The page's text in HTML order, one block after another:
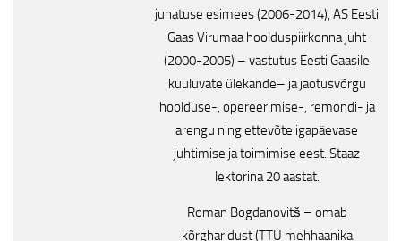
juhatuse esimees (2006-2014), AS Eesti
Gaas Virumaa hoolduspiirkonna juht
(2000-2005) – vastutus Eesti Gaasile
kuuluvate ülekande– ja jaotusvõrgu
hoolduse-, opereerimise-, remondi- ja
arengu ning ettevõte igapäevase
juhtimise ja toimimise eest. Staaz
lektorina 20 aastat.
Roman Bogdanovitš – omab
kõrgharidust (TTÜ mehhaanika